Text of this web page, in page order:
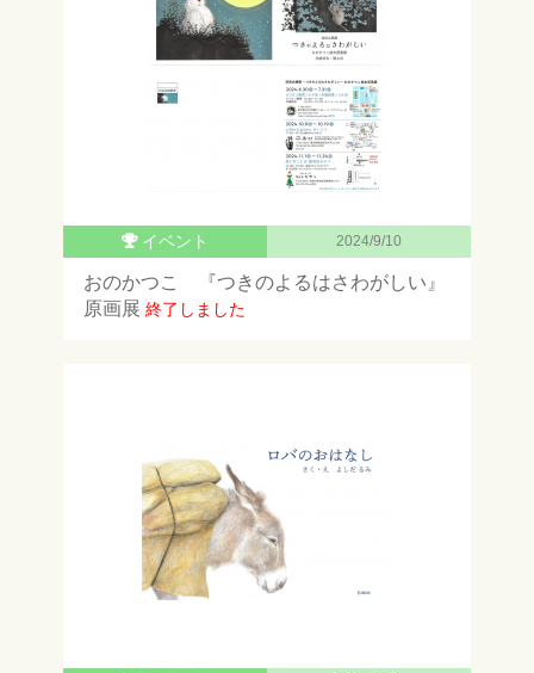
イベント 2024/9/10
おのかつこ 『つきのよるはさわがしい』
原画展 終了しました